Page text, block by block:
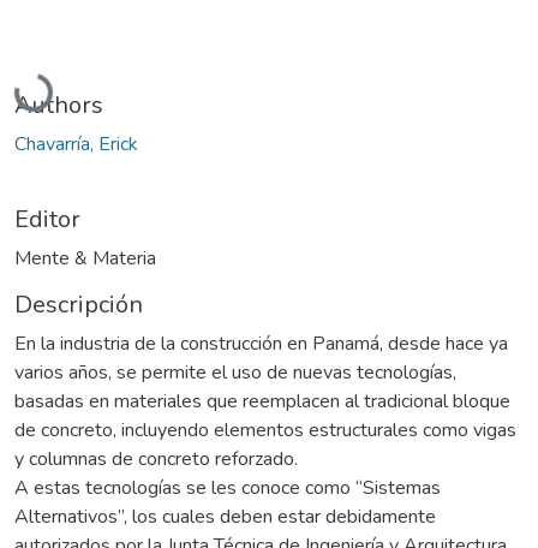
Cargando...
Authors
Chavarría, Erick
Editor
Mente & Materia
Descripción
En la industria de la construcción en Panamá, desde hace ya
varios años, se permite el uso de nuevas tecnologías,
basadas en materiales que reemplacen al tradicional bloque
de concreto, incluyendo elementos estructurales como vigas
y columnas de concreto reforzado.
A estas tecnologías se les conoce como “Sistemas
Alternativos”, los cuales deben estar debidamente